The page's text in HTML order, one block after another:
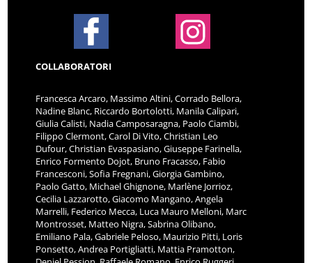
COLLABORATORI
Francesca Arcaro, Massimo Altini, Corrado Bellora,
Nadine Blanc, Riccardo Bortolotti, Manila Calipari,
Giulia Calisti, Nadia Camposaragna, Paolo Ciambi,
Filippo Clermont, Carol Di Vito, Christian Leo
Dufour, Christian Evaspasiano, Giuseppe Farinella,
Enrico Formento Dojot, Bruno Fracasso, Fabio
Francesconi, Sofia Fregnani, Giorgia Gambino,
Paolo Gatto, Michael Ghignone, Marlène Jorrioz,
Cecilia Lazzarotto, Giacomo Mangano, Angela
Marrelli, Federico Mecca, Luca Mauro Melloni, Marc
Montrosset, Matteo Nigra, Sabrina Olibano,
Emiliano Pala, Gabriele Peloso, Maurizio Pitti, Loris
Ponsetto, Andrea Portigliatti, Mattia Pramotton,